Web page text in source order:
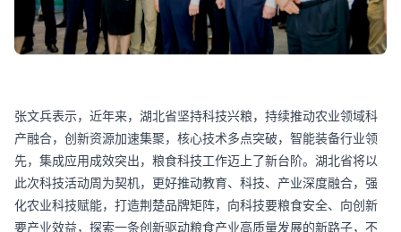
张文兵表示，近年来，湖北省坚持科技兴粮，持续推动农业领域科
产融合，创新资源加速集聚，核心技术多点突破，智能装备行业领
先，集成应用成效突出，粮食科技工作迈上了新台阶。湖北省将以
此次科技活动周为契机，更好推动教育、科技、产业深度融合，强
化农业科技赋能，打造荆楚品牌矩阵，向科技要粮食安全、向创新
要产业效益，探索一条创新驱动粮食产业高质量发展的新路子，不